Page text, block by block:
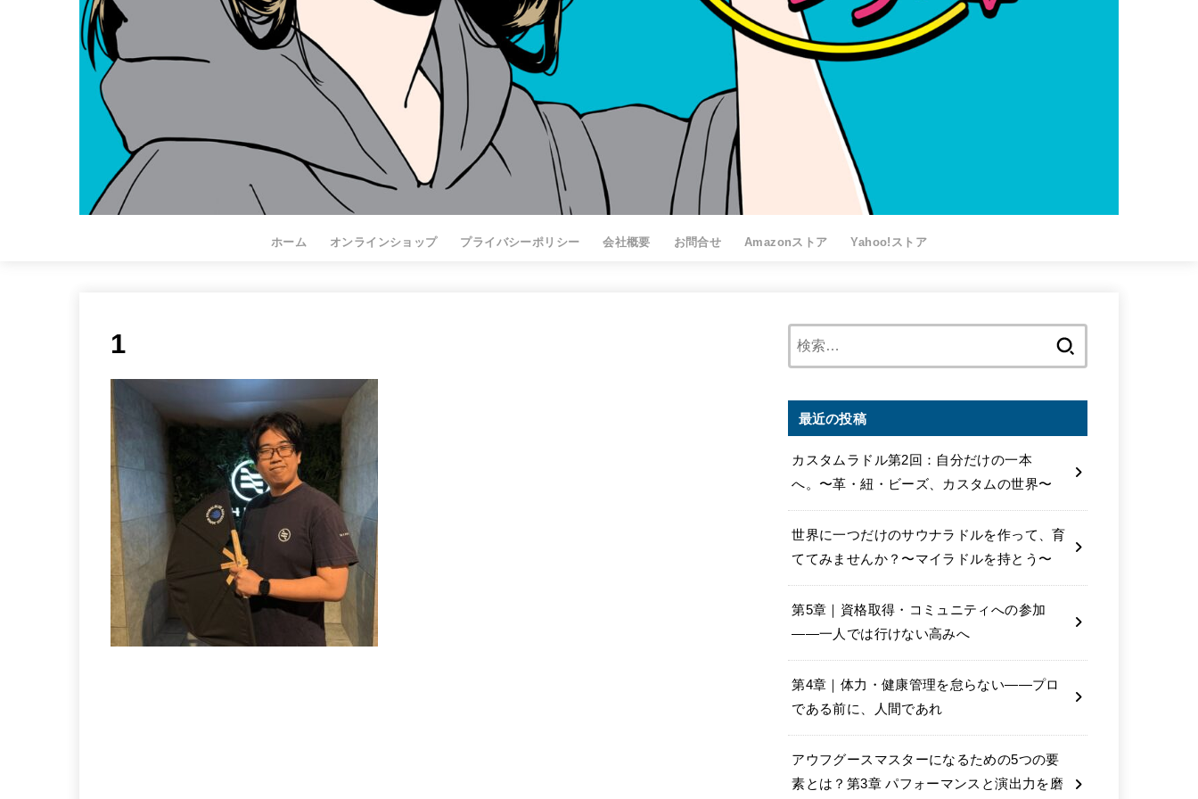
ホーム オンラインショップ プライバシーポリシー 会社概要 お問合せ Amazonストア Yahoo!ストア
1
最近の投稿
カスタムラドル第2回：自分だけの一本
へ。〜革・紐・ビーズ、カスタムの世界〜
世界に一つだけのサウナラドルを作って、育
ててみませんか？〜マイラドルを持とう〜
第5章｜資格取得・コミュニティへの参加
――一人では行けない高みへ
第4章｜体力・健康管理を怠らない――プロ
である前に、人間であれ
アウフグースマスターになるための5つの要
素とは？第3章 パフォーマンスと演出力を磨